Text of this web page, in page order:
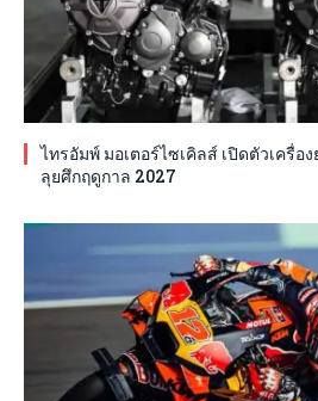
ไทรอัมพ์ มอเตอร์ไซเคิลส์ เปิดตัวเครื่
ลุยศึกฤดูกาล 2027